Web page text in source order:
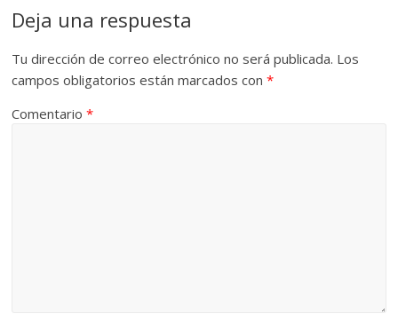
Deja una respuesta
Tu dirección de correo electrónico no será publicada. Los
campos obligatorios están marcados con*
Comentario*